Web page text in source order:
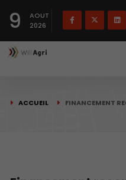
9
AOUT
2026
ACCUEIL FINANCEMENT
Français